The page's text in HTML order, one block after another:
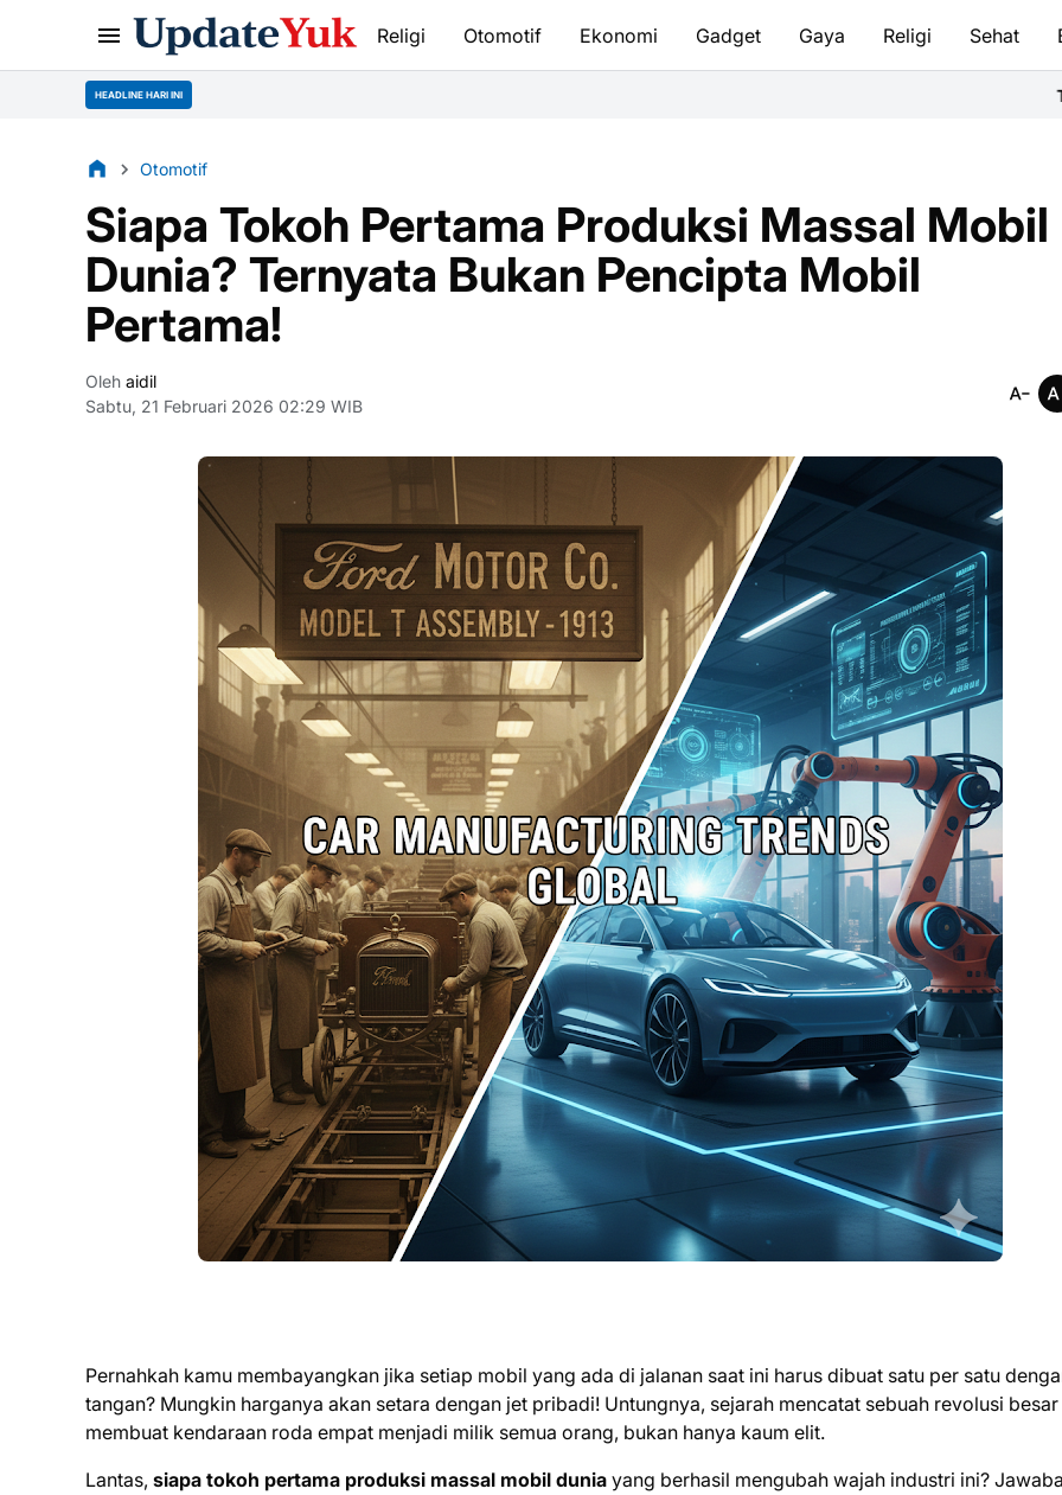
Religi Otomotif Ekonomi Gadget Gaya Religi Sehat
HEADLINE HARI INI Tata Cara Bersuci
Otomotif
Siapa Tokoh Pertama Produksi Massal Mobil
Dunia? Ternyata Bukan Pencipta Mobil
Pertama!
Oleh aidil
Sabtu, 21 Februari 2026 02:29 WIB
Pernahkah kamu membayangkan jika setiap mobil yang ada di jalanan saat ini harus dibuat satu per satu
tangan? Mungkin harganya akan setara dengan jet pribadi! Untungnya, sejarah mencatat sebuah revolusi
membuat kendaraan roda empat menjadi milik semua orang, bukan hanya kaum elit.
Lantas, siapa tokoh pertama produksi massal mobil dunia yang berhasil mengubah wajah industri ini?